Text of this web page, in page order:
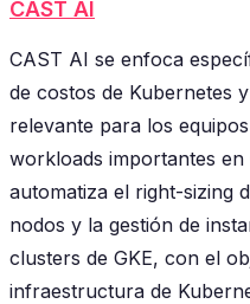
CAST AI
CAST AI se enfoca
de costos de Kubernetes
relevante para los
workloads importantes en
automatiza el right-sizing
nodos y la gestión de
clusters de GKE, con el
infraestructura de